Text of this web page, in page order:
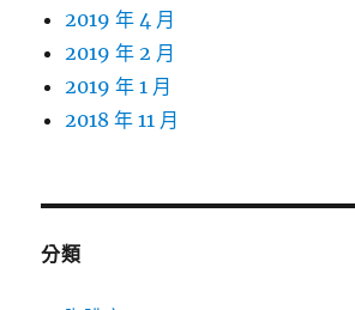
2019 年 4 月
2019 年 2 月
2019 年 1 月
2018 年 11 月
分類